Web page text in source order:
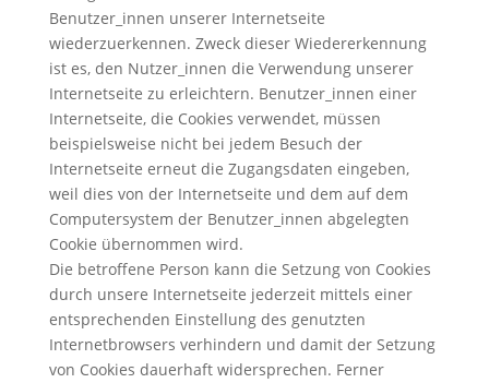
Benutzer_innen unserer Internetseite
wiederzuerkennen. Zweck dieser Wiedererkennung
ist es, den Nutzer_innen die Verwendung unserer
Internetseite zu erleichtern. Benutzer_innen einer
Internetseite, die Cookies verwendet, müssen
beispielsweise nicht bei jedem Besuch der
Internetseite erneut die Zugangsdaten eingeben,
weil dies von der Internetseite und dem auf dem
Computersystem der Benutzer_innen abgelegten
Cookie übernommen wird.
Die betroffene Person kann die Setzung von Cookies
durch unsere Internetseite jederzeit mittels einer
entsprechenden Einstellung des genutzten
Internetbrowsers verhindern und damit der Setzung
von Cookies dauerhaft widersprechen. Ferner